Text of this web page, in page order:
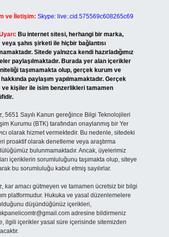
ve İletişim: Skype: live:.cid.575569c608265c69
Bu internet sitesi, herhangi bir marka,
veya şahıs şirketi ile hiçbir bağlantısı
Sitede yalnızca kendi hazırladığımız
paylaşılmaktadır. Burada yer alan içerikler
taşımamakta olup, gerçek kurum ve
paylaşım yapılmamaktadır. Gerçek
ve kişiler ile isim benzerlikleri tamamen
5651 Sayılı Kanun gereğince Bilgi Teknolojileri
Kurumu (BTK) tarafından onaylanmış bir Yer
olarak hizmet vermektedir. Bu nedenle, sitedeki
proaktif olarak denetleme veya araştırma
bulunmamaktadır. Ancak, üyelerimiz
içeriklerin sorumluluğunu taşımakta olup, siteye
bu sorumluluğu kabul etmiş sayılırlar.
kar amacı gütmeyen ve tamamen ücretsiz bir bilgi
platformudur. Hukuka ve yasal düzenlemelere
olduğunu düşündüğünüz içerikleri,
adresine bildirmeniz
ilgili içerikler yasal süre içerisinde sitemizden